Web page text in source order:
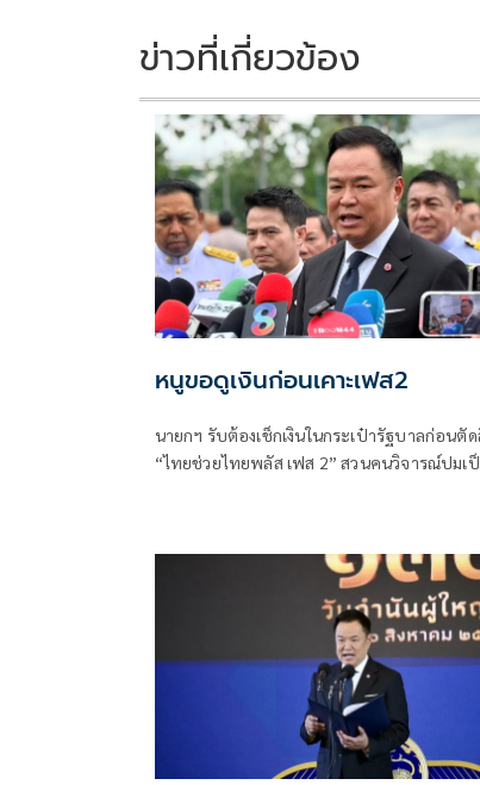
ข่าวที่เกี่ยวข้อง
หนูขอดูเงินก่อนเคาะเฟส2
นายกฯ รับต้องเช็กเงินในกระเป๋ารัฐบาลก่อนตั
“ไทยช่วยไทยพลัส เฟส 2” สวนคนวิจารณ์ปมเป็นภาระ